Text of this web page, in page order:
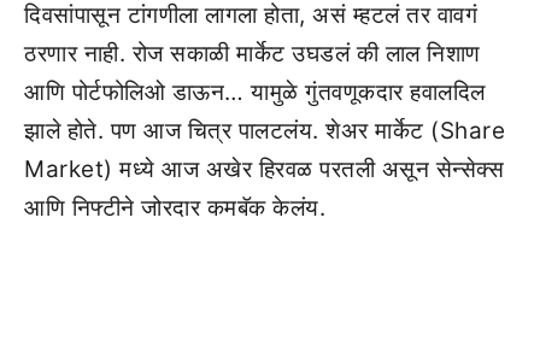
दिवसांपासून टांगणीला लागला होता, असं म्हटलं तर वावगं
ठरणार नाही. रोज सकाळी मार्केट उघडलं की लाल निशाण
आणि पोर्टफोलिओ डाऊन… यामुळे गुंतवणूकदार हवालदिल
झाले होते. पण आज चित्र पालटलंय. शेअर मार्केट (Share
Market) मध्ये आज अखेर हिरवळ परतली असून सेन्सेक्स
आणि निफ्टीने जोरदार कमबॅक केलंय.